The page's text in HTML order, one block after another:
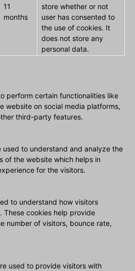
11
months
store whether or not
user has consented to
the use of cookies. It
does not store any
personal data.
perform certain functionalities like
website on social media platforms,
third-party features.
used to understand and analyze the
of the website which helps in
for the visitors.
to understand how visitors
These cookies help provide
number of visitors, bounce rate,
used to provide visitors with